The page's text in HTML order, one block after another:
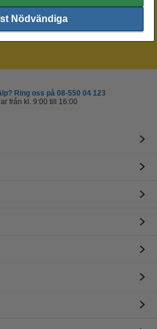
Nödvändiga
vi idag!
Ring oss på 08-550 04 123
från kl. 9:00 till 16:00